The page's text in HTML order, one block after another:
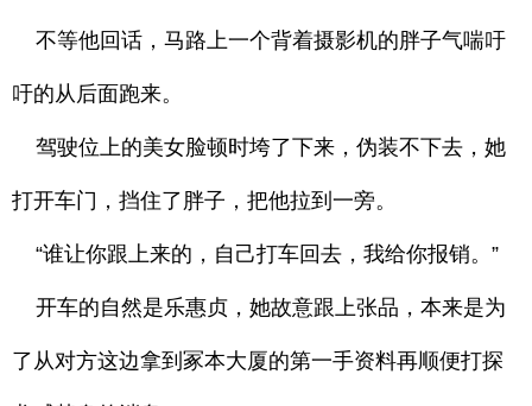
不等他回话，马路上一个背着摄影机的胖子气喘吁
吁的从后面跑来。
驾驶位上的美女脸顿时垮了下来，伪装不下去，她
打开车门，挡住了胖子，把他拉到一旁。
“谁让你跟上来的，自己打车回去，我给你报销。”
开车的自然是乐惠贞，她故意跟上张品，本来是为
了从对方这边拿到冢本大厦的第一手资料再顺便打探